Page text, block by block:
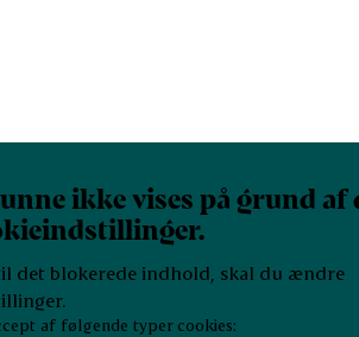
ikke vises på grund af
det blokerede indhold, skal du ændre
af følgende typer cookies: